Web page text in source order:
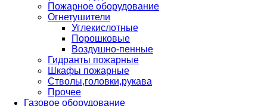
Пожарное оборудование
Огнетушители
Углекислотные
Порошковые
Воздушно-пенные
Гидранты пожарные
Шкафы пожарные
Стволы,головки,рукава
Прочее
Газовое оборудование